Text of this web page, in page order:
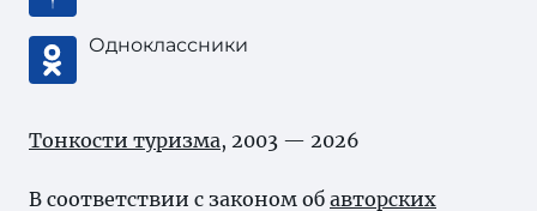
Одноклассники
Тонкости туризма, 2003 — 2026
В соответствии с законом об авторских